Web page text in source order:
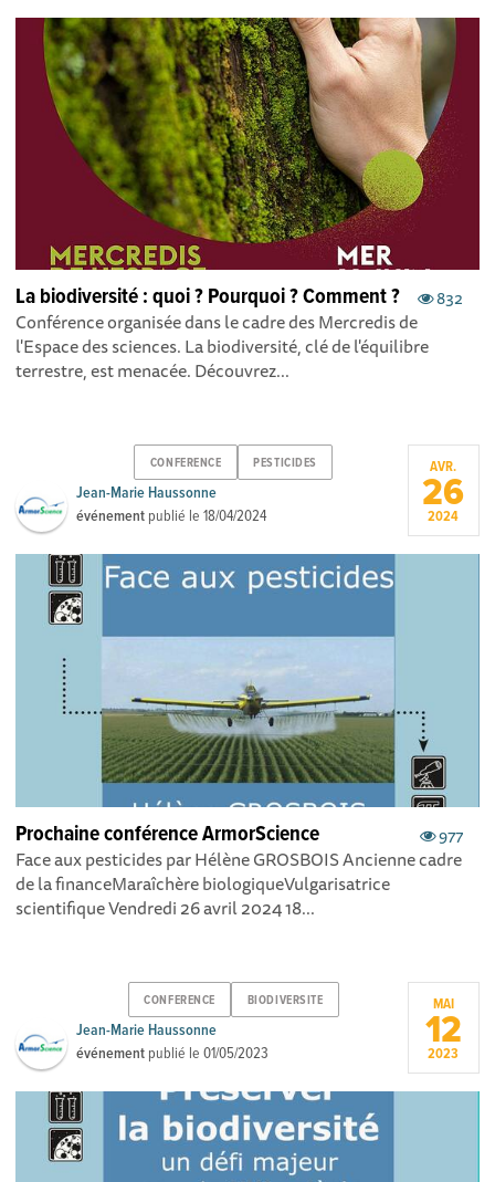
832
La biodiversité : quoi ? Pourquoi ? Comment ?
Conférence organisée dans le cadre des Mercredis de
l'Espace des sciences. La biodiversité, clé de l'équilibre
terrestre, est menacée. Découvrez...
CONFERENCE PESTICIDES
Jean-Marie Haussonne
événement publié le18/04/2024
AVR.
26
2024
977
Prochaine conférence ArmorScience
Face aux pesticides par Hélène GROSBOIS Ancienne cadre
de la finance Maraîchère biologique Vulgarisatrice
scientifique Vendredi 26 avril 2024 18...
CONFERENCE BIODIVERSITE
Jean-Marie Haussonne
événement publié le01/05/2023
MAI
12
2023